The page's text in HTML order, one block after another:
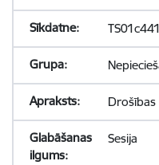
Drošības
Sesija